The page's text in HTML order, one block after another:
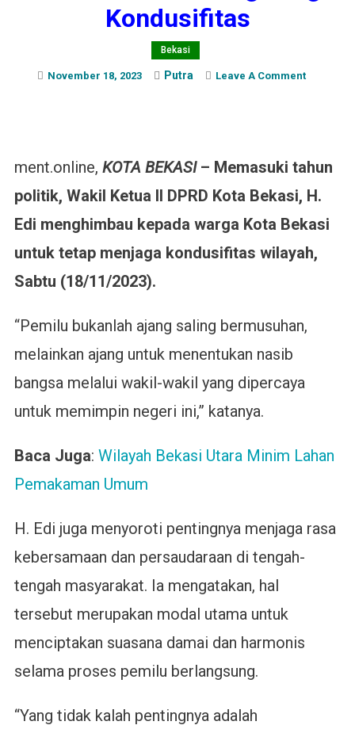
Kondusifitas
Bekasi
November 18, 2023 Putra Leave A CommentOn
Ketua
DPRD
Kota
Himbau
ment.online, KOTA BEKASI– Memasuki tahun
politik, Wakil Ketua II DPRD Kota Bekasi, H.
Edi menghimbau kepada warga Kota Bekasi
untuk tetap menjaga kondusifitas wilayah,
Sabtu (18/11/2023).
“Pemilu bukanlah ajang saling bermusuhan,
melainkan ajang untuk menentukan nasib
bangsa melalui wakil-wakil yang dipercaya
untuk memimpin negeri ini,” katanya.
Baca Juga: Wilayah Bekasi Utara Minim Lahan
Pemakaman Umum
H. Edi juga menyoroti pentingnya menjaga rasa
kebersamaan dan persaudaraan di tengah-
tengah masyarakat. Ia mengatakan, hal
tersebut merupakan modal utama untuk
menciptakan suasana damai dan harmonis
selama proses pemilu berlangsung.
“Yang tidak kalah pentingnya adalah